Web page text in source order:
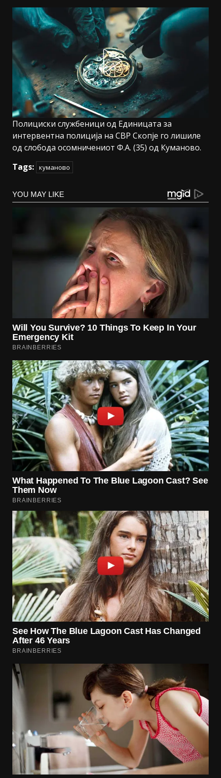
Полициски службеници од Единицата за
интервентна полиција на СВР Скопје го лишиле
од слобода осомничениот Ф.А. (35) од Куманово.
Tags: куманово